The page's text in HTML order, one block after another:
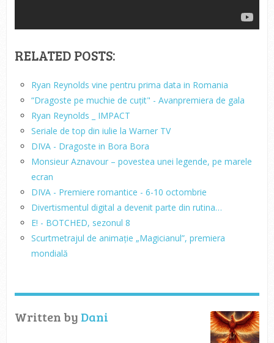
RELATED POSTS:
Ryan Reynolds vine pentru prima data in Romania
“Dragoste pe muchie de cuțit" - Avanpremiera de gala
Ryan Reynolds _ IMPACT
Seriale de top din iulie la Warner TV
DIVA - Dragoste in Bora Bora
Monsieur Aznavour – povestea unei legende, pe marele
ecran
DIVA - Premiere romantice - 6-10 octombrie
Divertismentul digital a devenit parte din rutina…
E! - BOTCHED, sezonul 8
Scurtmetrajul de animație „Magicianul”, premiera
mondială
Written by Dani